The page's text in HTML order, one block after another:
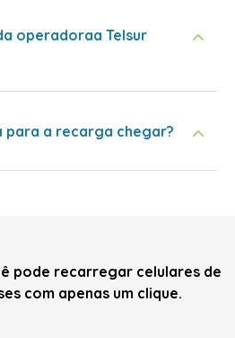
operadoraa Telsur
a recarga chegar?
pode recarregar celulares de
com apenas um clique.